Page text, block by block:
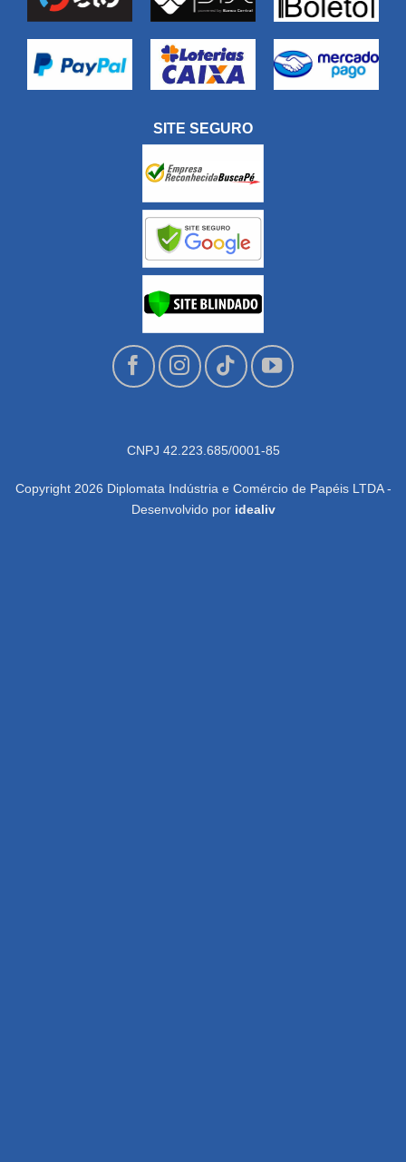
SITE SEGURO
CNPJ 42.223.685/0001-85
Copyright 2026 Diplomata Indústria e Comércio de Papéis LTDA -
Desenvolvido por idealiv